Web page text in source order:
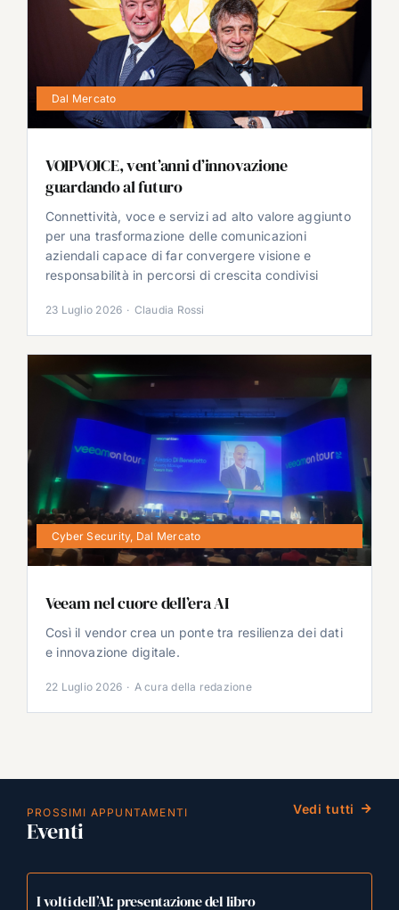
Dal Mercato
VOIPVOICE, vent’anni d’innovazione
guardando al futuro
Connettività, voce e servizi ad alto valore aggiunto
per una trasformazione delle comunicazioni
aziendali capace di far convergere visione e
responsabilità in percorsi di crescita condivisi
23 Luglio 2026 · Claudia Rossi
Cyber Security, Dal Mercato
Veeam nel cuore dell’era AI
Così il vendor crea un ponte tra resilienza dei dati
e innovazione digitale.
22 Luglio 2026 · A cura della redazione
PROSSIMI APPUNTAMENTI
Eventi
Vedi tutti
I volti dell’AI: presentazione del libro